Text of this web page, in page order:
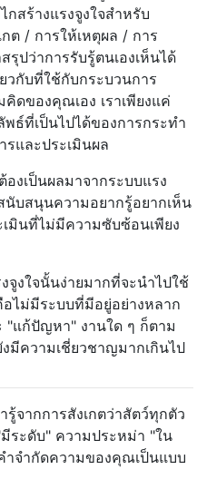
กสร้างแรงจูงใจสำหรับ
ต / การให้เหตุผล / การ
รุปว่าการรับรู้ตนเองเห็นได้
วกับที่ใช้กับกระบวนการ
ดของคุณเอง เราเพียงแค่
ธ์ที่เป็นไปได้ของการกระทำ
รและประเมินผล
งเป็นผลมาจากระบบแรง
นับสนุนความอยากรู้อยากเห็น
มินที่ไม่มีความซับซ้อนเพียง
จูงใจนั้นง่ายมากที่จะนำไปใช้
ไม่มีระบบที่มีอยู่อย่างหลาก
"แก้ปัญหา" งานใด ๆ ก็ตาม
มีความเชี่ยวชาญมากเกินไป
รู้จากการสังเกตว่าสัตว์ทุกตัว
ระดับ" ความประหม่า "ใน
ำจำกัดความของคุณเป็นแบบ